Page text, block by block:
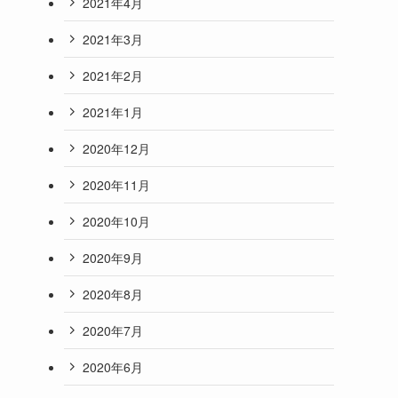
2021年3月
2021年2月
2021年1月
2020年12月
2020年11月
2020年10月
2020年9月
2020年8月
2020年7月
2020年6月